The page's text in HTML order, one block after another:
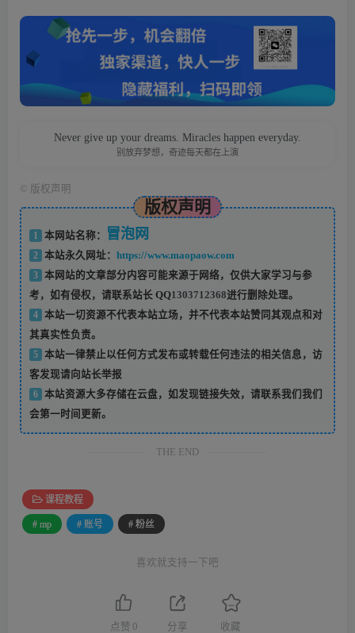
Never give up your dreams. Miracles happen everyday.
别放弃梦想，奇迹每天都在上演
版权声明
版权声明
1 本网站名称： 冒泡网
2 本站永久网址： https://www.maopaow.com
3
本网站的文章部分内容可能来源于网络，仅供大家学习与参
考，如有侵权，请联系站长 QQ1303712368进行删除处理。
4
本站一切资源不代表本站立场，并不代表本站赞同其观点和对
其真实性负责。
5
本站一律禁止以任何方式发布或转载任何违法的相关信息，访
客发现请向站长举报
6
本站资源大多存储在云盘，如发现链接失效，请联系我们我们
会第一时间更新。
THE END
课程教程
# mp # 账号 # 粉丝
喜欢就支持一下吧
点赞 0 分享 收藏